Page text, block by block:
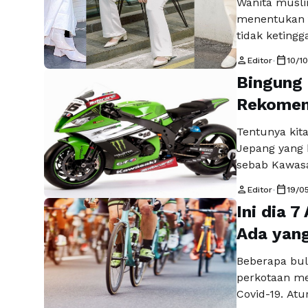
menentukan
tidak
pemilihan
baju yang
awam yang
person Editor• calendar_today10/
Tentunya
Jepang yang
sebab
Kawasaki,
akan
person Editor• calendar_today19/
Ini dia 7
Ada
Beberapa
perkotaan
Covid-19.